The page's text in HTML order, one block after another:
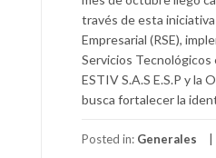
través de esta
Empresarial (RSE),
Servicios Tecnológicos
ESTIV S.A.S E.S.P y la
busca fortalecer la
Posted in: Generales